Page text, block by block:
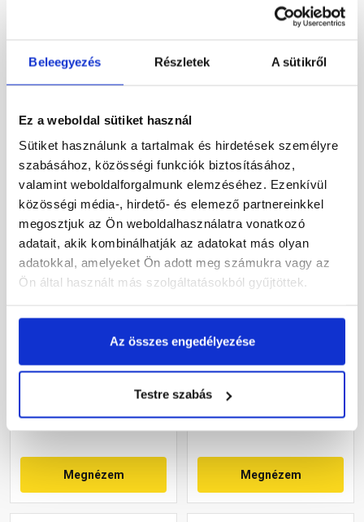
Beleegyezés Részletek A sütikről
Ez a weboldal sütiket használ
Sütiket használunk a tartalmak és hirdetések személyre
szabásához, közösségi funkciók biztosításához,
valamint weboldalforgalmunk elemzéséhez. Ezenkívül
közösségi média-, hirdető- és elemező partnereinkkel
megosztjuk az Ön weboldalhasználatra vonatkozó
adatait, akik kombinálhatják az adatokat más olyan
adatokkal, amelyeket Ön adott meg számukra vagy az
Ön által használt más szolgáltatásokból gyűjtöttek.
Az összes engedélyezése
Testre szabás
1 225 Ft/ db
Megnézem
Gyártói készleten
1 225 Ft
Rendelésre
1 590 Ft/ db
Megnézem
Rendelésre
1 590 Ft/ db
Megnézem